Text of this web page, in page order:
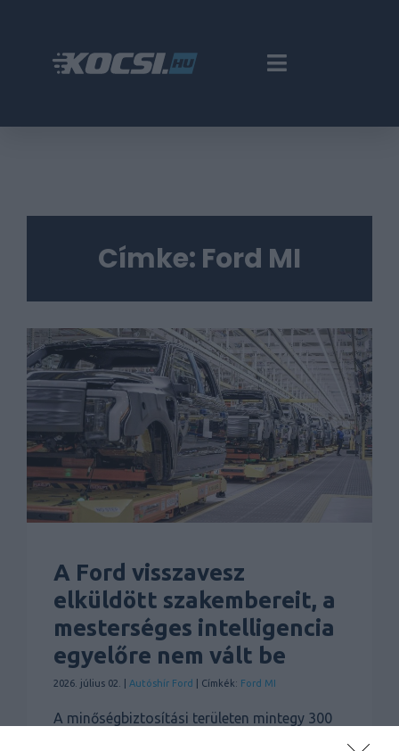
Címke: Ford MI
A Ford visszavesz
elküldött szakembereit, a
mesterséges intelligencia
egyelőre nem vált be
2026. július 02. | Autóshír Ford | Címkék: Ford MI
A minőségbiztosítási területen mintegy 300